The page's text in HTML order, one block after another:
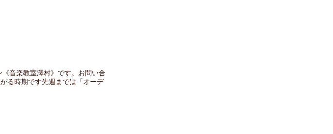
音楽教室澤村》です。お問い合
る時期です先週までは「オーデ